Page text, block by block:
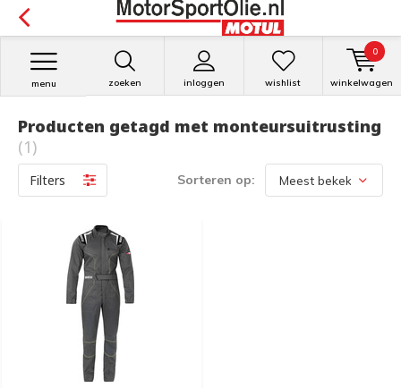
zoeken inloggen
menu wishlist winkelwagen
0
Producten getagd met monteursuitrusting
(1)
Filters Sorteren op: